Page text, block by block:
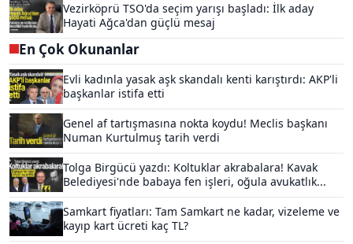
Vezirköprü TSO'da seçim yarışı başladı: İlk aday
Hayati Ağca'dan güçlü mesaj
En Çok Okunanlar
Evli kadınla yasak aşk skandalı kenti karıştırdı: AKP'li
başkanlar istifa etti
Genel af tartışmasına nokta koydu! Meclis başkanı
Numan Kurtulmuş tarih verdi
Tolga Birgücü yazdı: Koltuklar akrabalara! Kavak
Belediyesi'nde babaya fen işleri, oğula avukatlık...
Samkart fiyatları: Tam Samkart ne kadar, vizeleme ve
kayıp kart ücreti kaç TL?